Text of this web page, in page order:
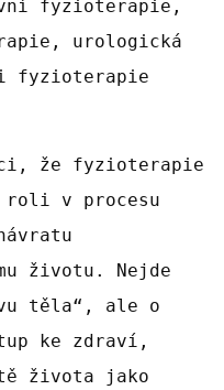
fyzioterapie,
urologická
fyzioterapie
že fyzioterapie
roli v procesu
životu. Nejde
těla“, ale o
ke zdraví,
života jako